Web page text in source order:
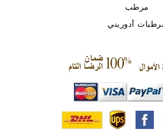
مرطب
أدوريني